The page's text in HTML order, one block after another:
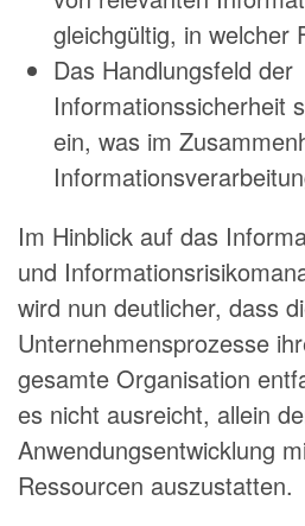
gleichgültig, in welcher
Das Handlungsfeld der
Informationssicherheit
ein, was im
Im Hinblick auf das
und
wird nun deutlicher, dass
Unternehmensprozesse
gesamte Organisation
es nicht ausreicht, allein
Anwendungsentwicklung
Ressourcen auszustatten.